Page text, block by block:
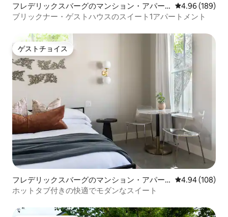
フレデリックスバーグのマンション・アパー
ト
レビュー189
4.96 (189)
ブリックナー・ゲストハウスのスイート1アパートメント
ゲストチョイス
ゲストチョイス
フレデリックスバーグのマンション・アパー
ト
レビュー108
4.94 (108)
ホットタブ付きの快適でモダンなスイート